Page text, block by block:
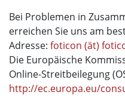
Bei Problemen in
erreichen Sie uns am
Adresse: foticon (ät)
Die Europäische
Online-Streitbeilegung
http://ec.europa.eu/